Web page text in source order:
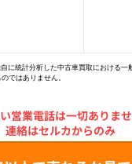
に統計分析した中古車買取における一
ではありません。
営業電話は一切ありませ
連絡はセルカからのみ